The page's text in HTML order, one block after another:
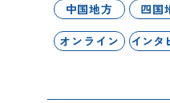
中国地方
四国
オンライン
インタ